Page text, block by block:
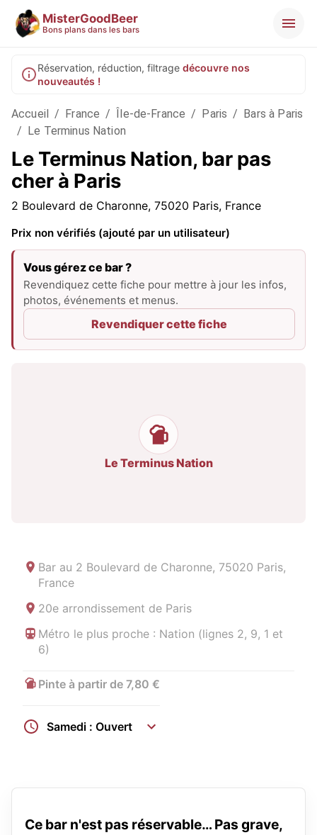
MisterGoodBeer
Bons plans dans les bars
Réservation, réduction, filtrage découvre nos
nouveautés !
Accueil / France / Île-de-France / Paris / Bars à Paris
/ Le Terminus Nation
Le Terminus Nation, bar pas
cher à Paris
2 Boulevard de Charonne, 75020 Paris, France
Prix non vérifiés (ajouté par un utilisateur)
Vous gérez ce bar ?
Revendiquez cette fiche pour mettre à jour les infos,
photos, événements et menus.
Revendiquer cette fiche
Le Terminus Nation
Bar au 2 Boulevard de Charonne, 75020 Paris,
France
20e arrondissement de Paris
Métro le plus proche : Nation (lignes 2, 9, 1 et
6)
Pinte à partir de 7,80 €
Samedi : Ouvert
Ce bar n'est pas réservable… Pas grave,